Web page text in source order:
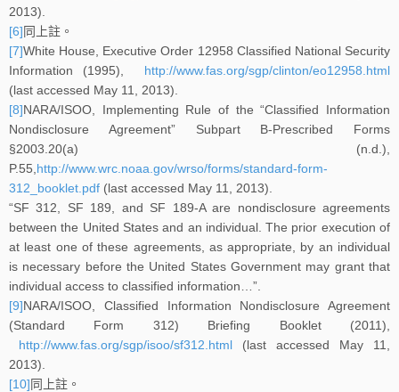
2013).
[6]同上註。
[7]White House, Executive Order 12958 Classified National Security
Information (1995), http://www.fas.org/sgp/clinton/eo12958.html
(last accessed May 11, 2013).
[8]NARA/ISOO, Implementing Rule of the “Classified Information
Nondisclosure Agreement” Subpart B-Prescribed Forms
§2003.20(a) (n.d.),
P.55, http://www.wrc.noaa.gov/wrso/forms/standard-form-
312_booklet.pdf (last accessed May 11, 2013).
“SF 312, SF 189, and SF 189-A are nondisclosure agreements
between the United States and an individual. The prior execution of
at least one of these agreements, as appropriate, by an individual
is necessary before the United States Government may grant that
individual access to classified information…”.
[9]NARA/ISOO, Classified Information Nondisclosure Agreement
(Standard Form 312) Briefing Booklet (2011),
http://www.fas.org/sgp/isoo/sf312.html (last accessed May 11,
2013).
[10]同上註。